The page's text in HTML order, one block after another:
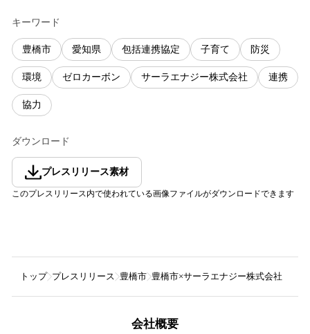
キーワード
豊橋市 愛知県 包括連携協定 子育て 防災
環境 ゼロカーボン サーラエナジー株式会社 連携
協力
ダウンロード
プレスリリース素材
このプレスリリース内で使われている画像ファイルがダウンロードできます
トップ プレスリリース 豊橋市 豊橋市×サーラエナジー株式会社 ゼ
会社概要